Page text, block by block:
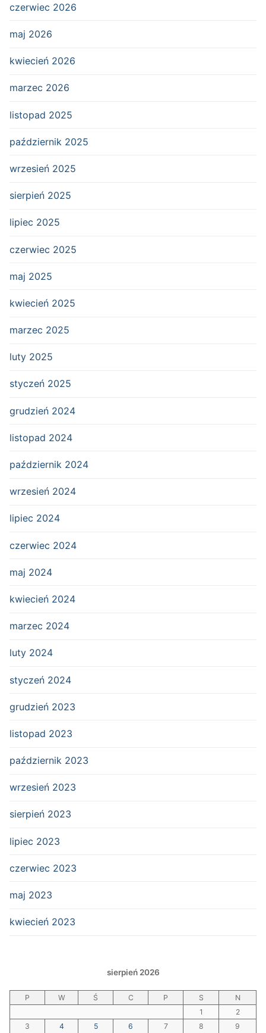
czerwiec 2026
maj 2026
kwiecień 2026
marzec 2026
listopad 2025
październik 2025
wrzesień 2025
sierpień 2025
lipiec 2025
czerwiec 2025
maj 2025
kwiecień 2025
marzec 2025
luty 2025
styczeń 2025
grudzień 2024
listopad 2024
październik 2024
wrzesień 2024
lipiec 2024
czerwiec 2024
maj 2024
kwiecień 2024
marzec 2024
luty 2024
styczeń 2024
grudzień 2023
listopad 2023
październik 2023
wrzesień 2023
sierpień 2023
lipiec 2023
czerwiec 2023
maj 2023
kwiecień 2023
sierpień 2026
P W Ś C P S
N
1
2
3
4 5 6 7 8 9